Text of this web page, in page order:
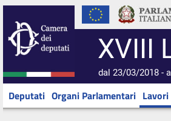
XVIII
dal 23/03/2018 -
Deputati Organi Parlamentari Lavori